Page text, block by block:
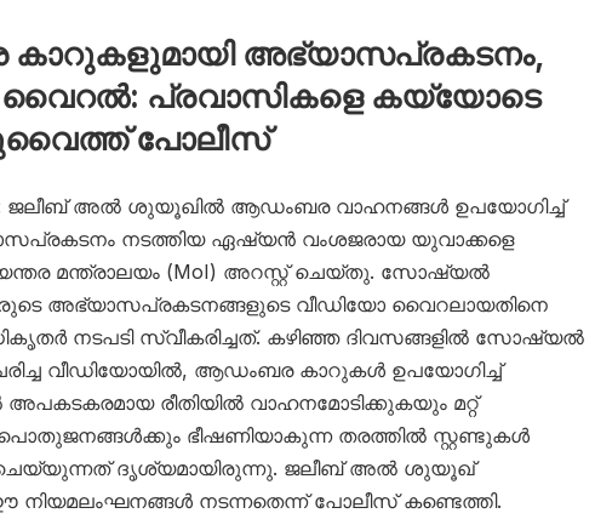
അഭ്യാസപ്രകടനം,
വൈറൽ: പ്രവാസികളെ കയ്യോടെ
പോലീസ്
ജലീബ് അൽ ശുയൂഖിൽ ആഡംബര വാഹനങ്ങൾ ഉപയോഗിച്ച്
നടത്തിയ ഏഷ്യൻ വംശജരായ യുവാക്കളെ
മന്ത്രാലയം (MoI) അറസ്റ്റ് ചെയ്തു. സോഷ്യൽ
അഭ്യാസപ്രകടനങ്ങളുടെ വീഡിയോ വൈറലായതിനെ
നടപടി സ്വീകരിച്ചത്. കഴിഞ്ഞ ദിവസങ്ങളിൽ സോഷ്യൽ
വീഡിയോയിൽ, ആഡംബര കാറുകൾ ഉപയോഗിച്ച്
രീതിയിൽ വാഹനമോടിക്കുകയും മറ്റ്
പൊതുജനങ്ങൾക്കും ഭീഷണിയാകുന്ന തരത്തിൽ സ്റ്റണ്ടുകൾ
ദൃശ്യമായിരുന്നു. ജലീബ് അൽ ശുയൂഖ്
നിയമലംഘനങ്ങൾ നടന്നതെന്ന് പോലീസ് കണ്ടെത്തി.